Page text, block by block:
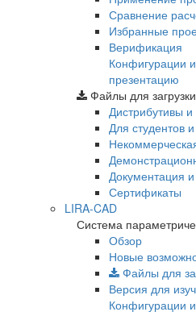
Сравнение
Избранные
Верификация
Конфигурации
презентацию
Файлы для загрузки
Дистрибутивы
Для студентов
Документация
Сертификаты
LIRA-CAD
Система
Обзор
Новые
Файлы для
Версия для
Конфигурации